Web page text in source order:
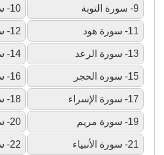
9- سورة التوبة 10- سورة يونس
11- سورة هود 12- سورة يوسف
13- سورة الرعد 14- سورة إبراهيم
15- سورة الحجر 16- سورة النحل
17- سورة الإسراء 18- سورة الكهف
19- سورة مريم 20- سورة طه
21- سورة الأنبياء 22- سورة الحج